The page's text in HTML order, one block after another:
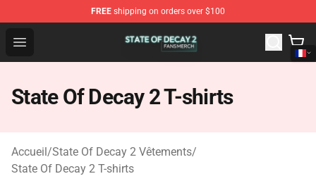
FREE shipping on orders over $100
Open menu
State Of Decay 2 Shop - Official State Of Decay 2
State Of Decay 2 T-shirts
Accueil/State Of Decay 2 Vêtements/
State Of Decay 2 T-shirts